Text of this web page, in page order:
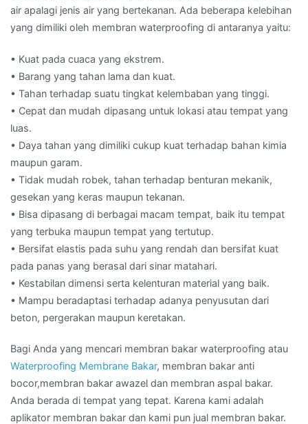
air apalagi jenis air yang bertekanan. Ada beberapa kelebihan
yang dimiliki oleh membran waterproofing di antaranya yaitu:
• Kuat pada cuaca yang ekstrem.
• Barang yang tahan lama dan kuat.
• Tahan terhadap suatu tingkat kelembaban yang tinggi.
• Cepat dan mudah dipasang untuk lokasi atau tempat yang
luas.
• Daya tahan yang dimiliki cukup kuat terhadap bahan kimia
maupun garam.
• Tidak mudah robek, tahan terhadap benturan mekanik,
gesekan yang keras maupun tekanan.
• Bisa dipasang di berbagai macam tempat, baik itu tempat
yang terbuka maupun tempat yang tertutup.
• Bersifat elastis pada suhu yang rendah dan bersifat kuat
pada panas yang berasal dari sinar matahari.
• Kestabilan dimensi serta kelenturan material yang baik.
• Mampu beradaptasi terhadap adanya penyusutan dari
beton, pergerakan maupun keretakan.
Bagi Anda yang mencari membran bakar waterproofing atau
Waterproofing Membrane Bakar, membran bakar anti
bocor,membran bakar awazel dan membran aspal bakar.
Anda berada di tempat yang tepat. Karena kami adalah
aplikator membran bakar dan kami pun jual membran bakar.